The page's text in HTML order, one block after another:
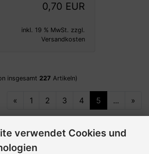
0,70 EUR
inkl. 19 % MwSt. zzgl.
Versandkosten
insgesamt 227 Artikeln)
« 1 2 3 4 5 ... »
verwendet Cookies und